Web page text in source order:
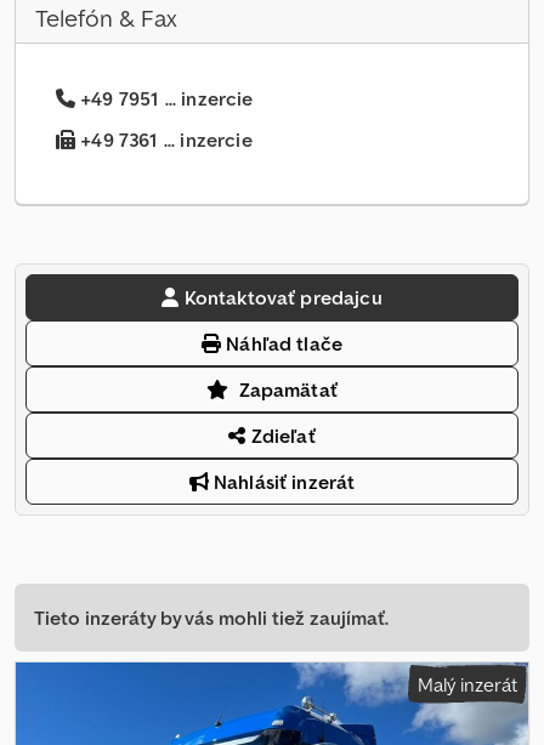
Telefón & Fax
+49 7951 ... inzercie
+49 7361 ... inzercie
Kontaktovať predajcu
Náhľad tlače
Zapamätať
Zdieľať
Nahlásiť inzerát
Tieto inzeráty by vás mohli tiež zaujímať.
Malý inzerát